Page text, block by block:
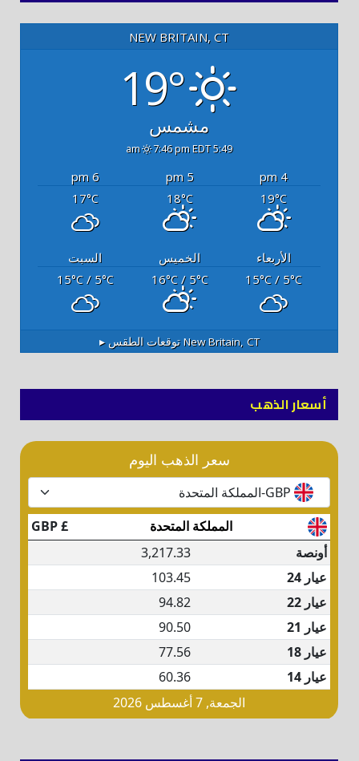
NEW BRITAIN, CT
19°
مشمس
5:49 am
7:46 pm EDT
4 pm
5 pm
6 pm
19°C
18°C
17°C
الأربعاء الخميس
السبت
15°C / 5°C
16°C/ 5°C
15°C/ 5°C
New Britain, CTتوقعات الطقس ▸
أسعار الذهب